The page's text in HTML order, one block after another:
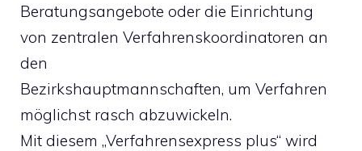
Beratungsangebote oder die Einrichtung
von zentralen Verfahrenskoordinatoren an
den
Bezirkshauptmannschaften, um Verfahren
möglichst rasch abzuwickeln.
Mit diesem „Verfahrensexpress plus“ wird